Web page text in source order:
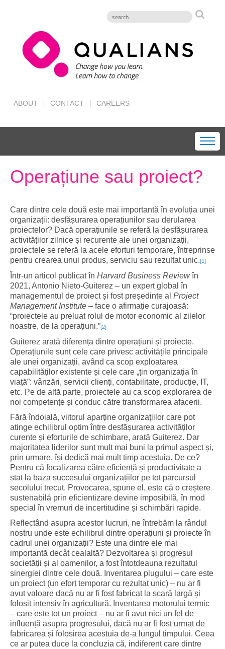
ABOUT CONTACT CAREERS
Operațiune sau proiect?
Care dintre cele două este mai importantă în evoluția unei
organizații: desfășurarea operațiunilor sau derularea
proiectelor? Dacă operațiunile se referă la desfășurarea
activităților zilnice și recurente ale unei organizații,
proiectele se referă la acele eforturi temporare, întreprinse
pentru crearea unui produs, serviciu sau rezultat unic.[1]
Într-un articol publicat în Harvard Business Reviewîn
2021, Antonio Nieto-Guiterez – un expert global în
managementul de proiect și fost președinte al Project
Management Institute – face o afirmație curajoasă:
“proiectele au preluat rolul de motor economic al zilelor
noastre, de la operațiuni.”[2]
Guiterez arată diferența dintre operațiuni și proiecte.
Operațiunile sunt cele care privesc activitățile principale
ale unei organizații, având ca scop exploatarea
capabilităților existente și cele care „țin organizația în
viață”: vânzări, servicii clienți, contabilitate, producție, IT,
etc. Pe de altă parte, proiectele au ca scop explorarea de
noi competențe și conduc către transformarea afacerii.
Fără îndoială, viitorul aparține organizațiilor care pot
atinge echilibrul optim între desfășurarea activităților
curente și eforturile de schimbare, arată Guiterez. Dar
majoritatea liderilor sunt mult mai buni la primul aspect și,
prin urmare, își dedică mai mult timp acestuia. De ce?
Pentru că focalizarea către eficiență și productivitate a
stat la baza succesului organizațiilor pe tot parcursul
secolului trecut. Provocarea, spune el, este că o creștere
sustenabilă prin eficientizare devine imposibilă, în mod
special în vremuri de incertitudine și schimbări rapide.
Reflectând asupra acestor lucruri, ne întrebăm la rândul
nostru unde este echilibrul dintre operațiuni și proiecte în
cadrul unei organizații? Este una dintre ele mai
importantă decât cealaltă? Dezvoltarea și progresul
societății și al oamenilor, a fost întotdeauna rezultatul
sinergiei dintre cele două. Inventarea plugului – care este
un proiect (un efort temporar cu rezultat unic) – nu ar fi
avut valoare dacă nu ar fi fost fabricat la scară largă și
folosit intensiv în agricultură. Inventarea motorului termic
– care este tot un proiect – nu ar fi avut nici un fel de
influență asupra progresului, dacă nu ar fi fost urmat de
fabricarea și folosirea acestuia de-a lungul timpului. Ceea
ce ar putea duce la concluzia că, indiferent care dintre